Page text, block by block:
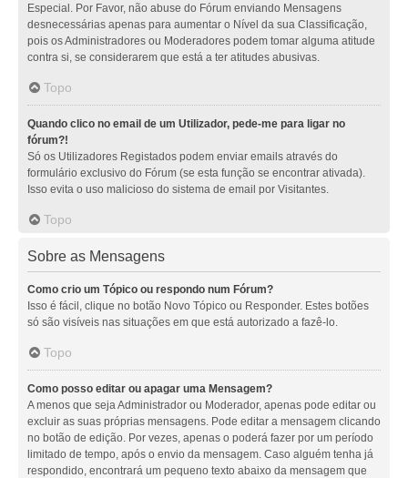
Especial. Por Favor, não abuse do Fórum enviando Mensagens
desnecessárias apenas para aumentar o Nível da sua Classificação,
pois os Administradores ou Moderadores podem tomar alguma atitude
contra si, se considerarem que está a ter atitudes abusivas.
Topo
Quando clico no email de um Utilizador, pede-me para ligar no
fórum?!
Só os Utilizadores Registados podem enviar emails através do
formulário exclusivo do Fórum (se esta função se encontrar ativada).
Isso evita o uso malicioso do sistema de email por Visitantes.
Topo
Sobre as Mensagens
Como crio um Tópico ou respondo num Fórum?
Isso é fácil, clique no botão Novo Tópico ou Responder. Estes botões
só são visíveis nas situações em que está autorizado a fazê-lo.
Topo
Como posso editar ou apagar uma Mensagem?
A menos que seja Administrador ou Moderador, apenas pode editar ou
excluir as suas próprias mensagens. Pode editar a mensagem clicando
no botão de edição. Por vezes, apenas o poderá fazer por um período
limitado de tempo, após o envio da mensagem. Caso alguém tenha já
respondido, encontrará um pequeno texto abaixo da mensagem que